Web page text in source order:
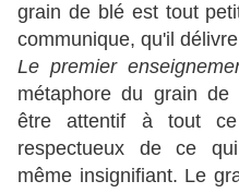
grain de blé est tout
communique, qu'il
Le premier
métaphore du grain
être attentif à tout
respectueux de ce
même insignifiant. Le